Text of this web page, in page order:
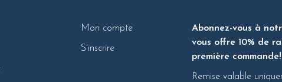
Mon compte
S'inscrire
Abonnez-vous à
vous offre 10% de
première commande!
Remise valable